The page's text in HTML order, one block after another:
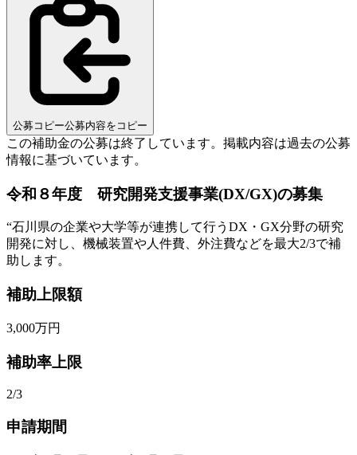
公募コピー公募内容をコピー
この補助金の公募は終了しています。 掲載内容は過去の公募
情報に基づいています。
令和８年度 研究開発支援事業(DX/GX)の募集
“石川県の企業や大学等が連携して行うDX・GX分野の研究
開発に対し、機械装置や人件費、外注費などを最大2/3で補
助します。
補助上限額
3,000万円
補助率上限
2/3
申請期間